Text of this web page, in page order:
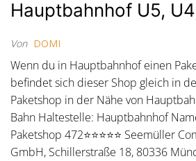
Hauptbahnhof U5,
Von DOMI
Wenn du in Hauptbahnhof einen
befindet sich dieser Shop gleich in
Paketshop in der Nähe von
Bahn Haltestelle: Hauptbahnhof
Paketshop 472⭐⭐⭐⭐⭐ Seemüller
GmbH, Schillerstraße 18, 80336